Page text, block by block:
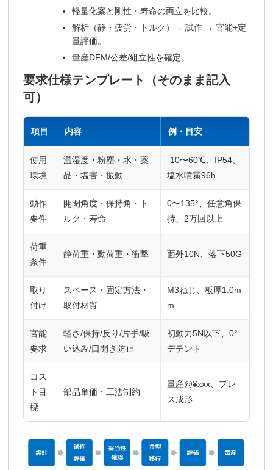
軽量化案と剛性・寿命の両立を比較。
解析（静・疲労・トルク）→ 試作 → 官能+定
量評価。
量産DFM/公差/組立性を確定。
要求仕様テンプレート（そのまま記入
可）
項目 内容 例・目安
使用
環境
温湿度・粉塵・水・薬
品・塩害・振動
-10〜60℃、IP54、
塩水噴霧96h
動作
要件
開閉角度・保持角・ト
ルク・寿命
0〜135°、任意角保
持、2万回以上
荷重
条件
静荷重・動荷重・衝撃 面外10N、落下50G
取り
付け
スペース・固定方法・
取付材質
M3ねじ、板厚1.0m
m
官能
要求
軽さ/保持/反り/片手/吸
い込み/口開き防止
初動力5N以下、0°
デテント
コス
ト目
標
部品単価・工法制約
量産@¥xxx、プレ
ス成形